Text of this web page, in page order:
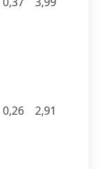
0,26 2,91